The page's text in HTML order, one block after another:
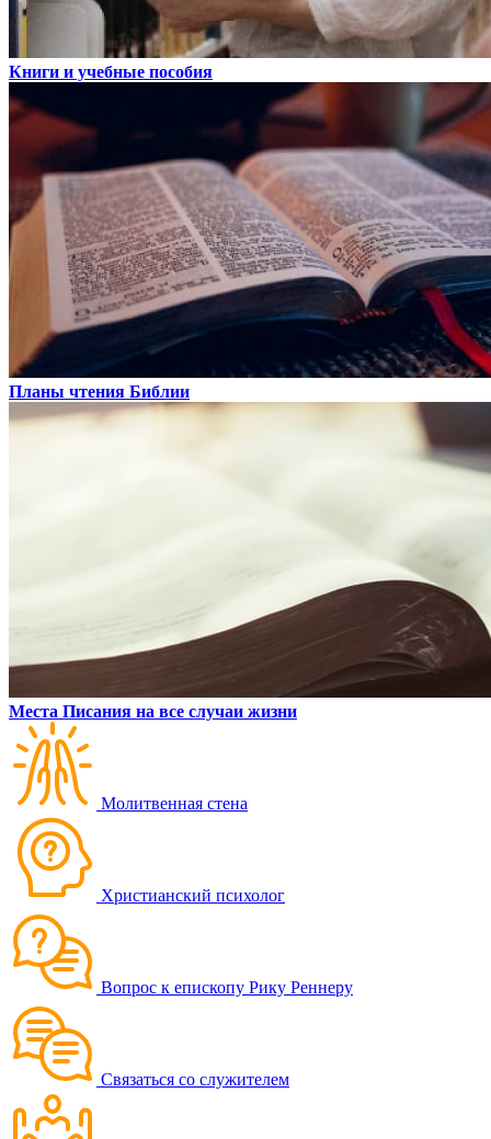
Книги и учебные пособия
Планы чтения Библии
Места Писания на все случаи жизни
Молитвенная стена
Христианский психолог
Вопрос к епископу Рику Реннеру
Связаться со служителем